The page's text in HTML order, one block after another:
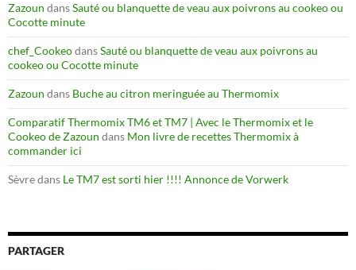
Zazoun dansSauté ou blanquette de veau aux poivrons au cookeo ou
Cocotte minute
chef_CookeodansSauté ou blanquette de veau aux poivrons au
cookeo ou Cocotte minute
Zazoun dans Buche au citron meringuée au Thermomix
Comparatif Thermomix TM6 et TM7 | Avec le Thermomix et le
Cookeo de Zazoun dans Mon livre de recettes Thermomix à
commander ici
Sèvredans Le TM7 est sorti hier !!!! Annonce de Vorwerk
PARTAGER